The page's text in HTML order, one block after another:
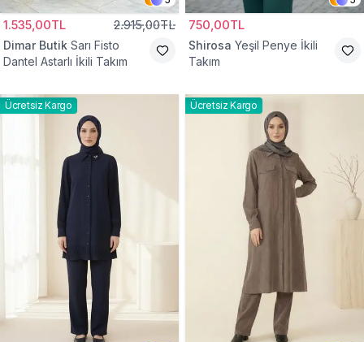
1.535,00TL 2.915,00TL
Dimar Butik Sarı Fisto
Dantel Astarlı İkili Takım
750,00TL
Shirosa Yeşil Penye İkili
Takım
Ücretsiz Kargo Ücretsiz Kargo